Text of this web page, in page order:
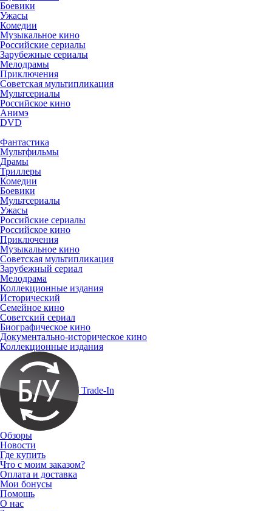
Боевики
Ужасы
Комедии
Музыкальное кино
Российские сериалы
Зарубежные сериалы
Мелодрамы
Приключения
Советская мультипликация
Мультсериалы
Российское кино
Анимэ
DVD
Фантастика
Мультфильмы
Драмы
Триллеры
Комедии
Боевики
Мультсериалы
Ужасы
Российские сериалы
Российское кино
Приключения
Музыкальное кино
Советская мультипликация
Зарубежный сериал
Мелодрама
Коллекционные издания
Исторический
Семейное кино
Советский сериал
Биографическое кино
Документально-историческое кино
Коллекционные издания
Trade-In
Обзоры
Новости
Где купить
Что с моим заказом?
Оплата и доставка
Мои бонусы
Помощь
О нас